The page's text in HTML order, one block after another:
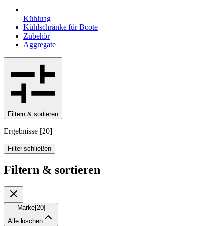
Kühlung
Kühlschränke für Boote
Zubehör
Aggregate
Filtern & sortieren
Ergebnisse [20]
Filter schließen
Filtern & sortieren
Marke[20]
Alle löschen